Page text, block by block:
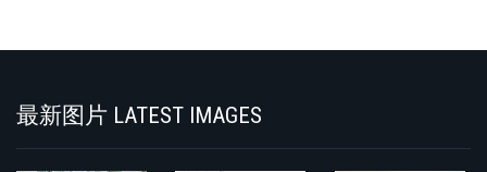
最新图片 LATEST IMAGES